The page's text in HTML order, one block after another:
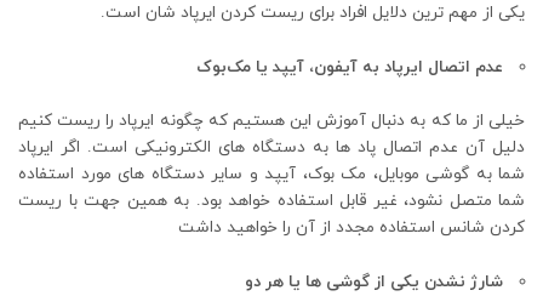
یکی از مهم ترین دلایل افراد برای ریست کردن ایرپاد شان است.
عدم اتصال ایرپاد به آیفون، آیپد یا مک‌بوک
خیلی از ما که به دنبال آموزش این هستیم که چگونه ایرپاد را ریست کنیم
دلیل آن عدم اتصال پاد ها به دستگاه های الکترونیکی است. اگر ایرپاد
شما به گوشی موبایل، مک بوک، آیپد و سایر دستگاه های مورد استفاده
شما متصل نشود، غیر قابل استفاده خواهد بود. به همین جهت با ریست
کردن شانس استفاده مجدد از آن را خواهید داشت
شارژ نشدن یکی از گوشی ها یا هر دو